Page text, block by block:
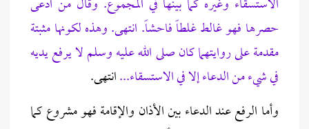
حصرها فهو غالط غلطاً فاحشاً. انتهى. وهذه لكونها مثبتة
مقدمة على روايتهما كان صلى الله عليه وسلم لا يرفع يديه
في شيء من الدعاء إلا في الاستسقاء...انتهى.
وأما الرفع عند الدعاء بين الأذان والإقامة فهو مشروع كما